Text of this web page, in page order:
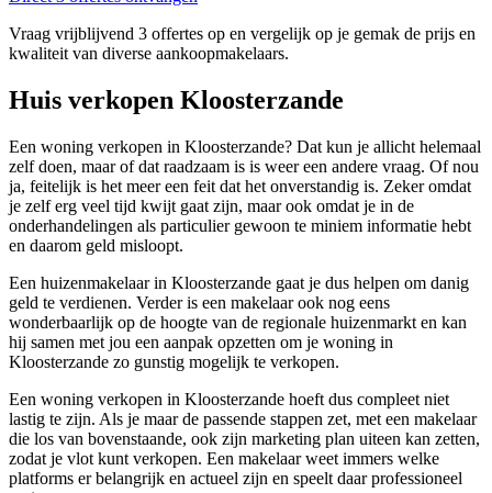
Vraag vrijblijvend 3 offertes op en vergelijk op je gemak de prijs en
kwaliteit van diverse aankoopmakelaars.
Huis verkopen Kloosterzande
Een woning verkopen in Kloosterzande? Dat kun je allicht helemaal
zelf doen, maar of dat raadzaam is is weer een andere vraag. Of nou
ja, feitelijk is het meer een feit dat het onverstandig is. Zeker omdat
je zelf erg veel tijd kwijt gaat zijn, maar ook omdat je in de
onderhandelingen als particulier gewoon te miniem informatie hebt
en daarom geld misloopt.
Een huizenmakelaar in Kloosterzande gaat je dus helpen om danig
geld te verdienen. Verder is een makelaar ook nog eens
wonderbaarlijk op de hoogte van de regionale huizenmarkt en kan
hij samen met jou een aanpak opzetten om je woning in
Kloosterzande zo gunstig mogelijk te verkopen.
Een woning verkopen in Kloosterzande hoeft dus compleet niet
lastig te zijn. Als je maar de passende stappen zet, met een makelaar
die los van bovenstaande, ook zijn marketing plan uiteen kan zetten,
zodat je vlot kunt verkopen. Een makelaar weet immers welke
platforms er belangrijk en actueel zijn en speelt daar professioneel